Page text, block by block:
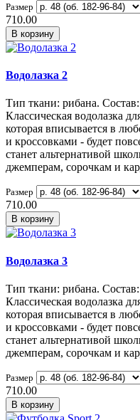
Размер
710.00
В корзину
Водолазка 2
Тип ткани: рибана.
Классическая водолазка
которая вписывается в
и кроссовками - будет
станет альтернативой
джемперам, сорочкам и
Размер
710.00
В корзину
Водолазка 3
Тип ткани: рибана.
Классическая водолазка
которая вписывается в
и кроссовками - будет
станет альтернативой
джемперам, сорочкам и
Размер
710.00
В корзину